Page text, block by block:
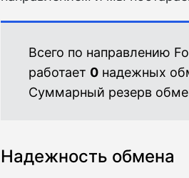
Всего по направлению
работает 0 надежных
Суммарный резерв
Надежность обмена